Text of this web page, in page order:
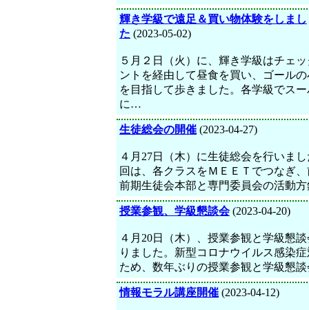
輝き学級で遠足＆買い物体験をしまし
た (2023-05-02)
５月２日（火）に、輝き学級はチェ
ントを経由して昼食を買い、ゴール
を目指して歩きました。各学級でス
に…
生徒総会の開催 (2023-04-27)
４月27日（木）に生徒総会を行いま
回は、各クラスをＭＥＥＴでつなぎ
前期生徒会本部と専門委員会の活動
授業参観、学級懇談会(2023-04-20)
４月20日（木）、授業参観と学級懇
りました。新型コロナウイルス感染
ため、数年ぶりの授業参観と学級懇
情報モラル講座開催 (2023-04-12)